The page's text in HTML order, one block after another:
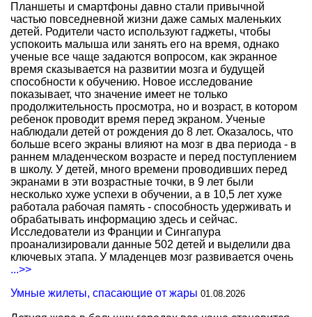
Планшеты и смартфоны давно стали привычной
частью повседневной жизни даже самых маленьких
детей. Родители часто используют гаджеты, чтобы
успокоить малыша или занять его на время, однако
ученые все чаще задаются вопросом, как экранное
время сказывается на развитии мозга и будущей
способности к обучению. Новое исследование
показывает, что значение имеет не только
продолжительность просмотра, но и возраст, в котором
ребенок проводит время перед экраном. Ученые
наблюдали детей от рождения до 8 лет. Оказалось, что
больше всего экраны влияют на мозг в два периода - в
раннем младенческом возрасте и перед поступлением
в школу. У детей, много времени проводивших перед
экранами в эти возрастные точки, в 9 лет были
несколько хуже успехи в обучении, а в 10,5 лет хуже
работала рабочая память - способность удерживать и
обрабатывать информацию здесь и сейчас.
Исследователи из Франции и Сингапура
проанализировали данные 502 детей и выделили два
ключевых этапа. У младенцев мозг развивается очень
...>>
Умные жилеты, спасающие от жары 01.08.2026